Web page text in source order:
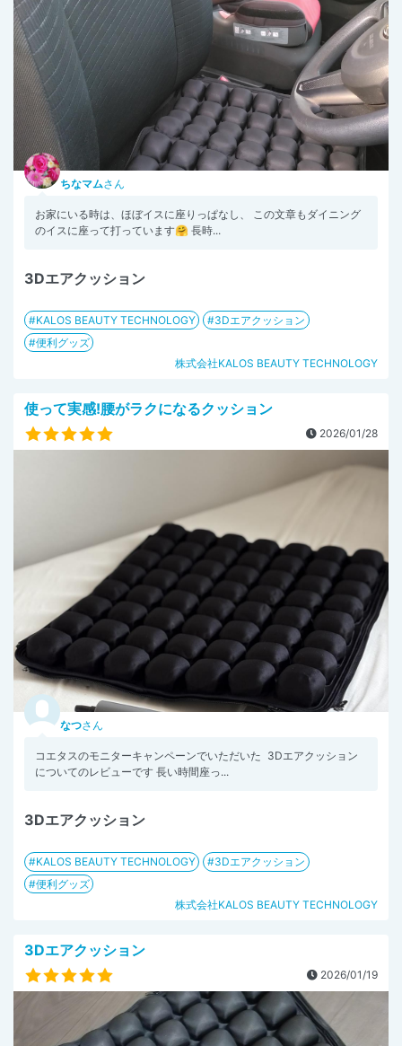
ちなマムさん
お家にいる時は、ほぼイスに座りっぱなし、 この文章もダイニング
のイスに座って打っています🤗 長時...
3Dエアクッション
KALOS BEAUTY TECHNOLOGY
3Dエアクッション
便利グッズ
株式会社KALOS BEAUTY TECHNOLOGY
使って実感!腰がラクになるクッション
2026/01/28
なつさん
コエタスのモニターキャンペーンでいただいた 3Dエアクッション
についてのレビューです 長い時間座っ...
3Dエアクッション
KALOS BEAUTY TECHNOLOGY
3Dエアクッション
便利グッズ
株式会社KALOS BEAUTY TECHNOLOGY
3Dエアクッション
2026/01/19